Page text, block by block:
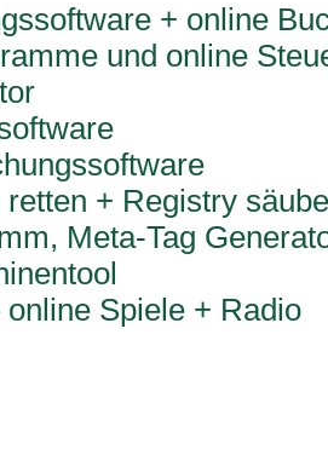
+ online
und online
retten + Registry
Meta-Tag
online Spiele + Radio